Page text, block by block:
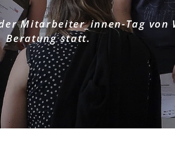
Mitarbeiter_innen-Tag von
Beratung statt.